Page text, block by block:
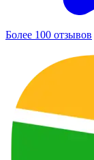
Более 100 отзывов